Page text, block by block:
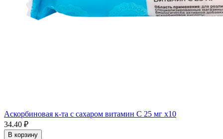
Аскорбиновая к-та с сахаром витамин С 25 мг x10
34.40 ₽
В корзину